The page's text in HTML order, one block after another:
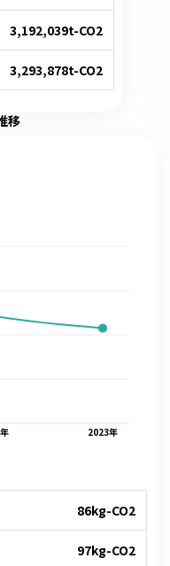
3,192,039t-CO2
3,293,878t-CO2
移
年 2023年
86kg-CO2
97kg-CO2